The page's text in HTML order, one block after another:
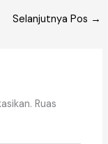
s
p
e
Selanjutnya Pos →
Ruas